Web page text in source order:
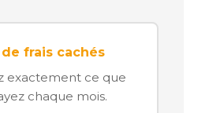
de frais cachés
exactement ce que
chaque mois.